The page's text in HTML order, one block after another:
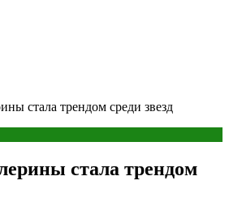
стала трендом среди звезд
стала трендом